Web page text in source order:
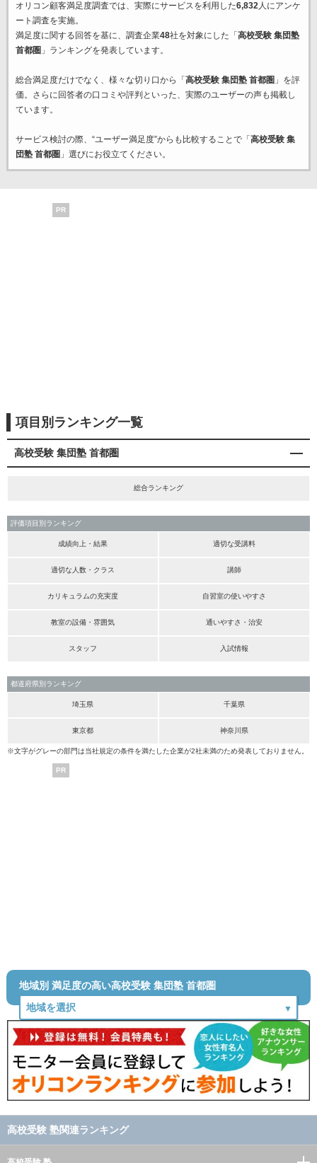
オリコン顧客満足度調査では、実際にサービスを利用した6,832人にアンケ
ート調査を実施。
満足度に関する回答を基に、調査企業48社を対象にした「 高校受験 集団塾
首都圏 」ランキングを発表しています。
総合満足度だけでなく、様々な切り口から「 高校受験 集団塾 首都圏 」を評
価。さらに回答者の口コミや評判といった、実際のユーザーの声も掲載し
ています。
サービス検討の際、“ユーザー満足度”からも比較することで「 高校受験 集
団塾 首都圏 」選びにお役立てください。
PR
項目別ランキング一覧
高校受験 集団塾 首都圏
総合ランキング
評価項目別ランキング
成績向上・結果 適切な受講料
適切な人数・クラス 講師
カリキュラムの充実度 自習室の使いやすさ
教室の設備・雰囲気 通いやすさ・治安
スタッフ 入試情報
都道府県別ランキング
埼玉県 千葉県
東京都 神奈川県
※文字がグレーの部門は当社規定の条件を満たした企業が2社未満のため発表しておりません。
PR
地域別 満足度の高い高校受験 集団塾 首都圏
高校受験 塾関連ランキング